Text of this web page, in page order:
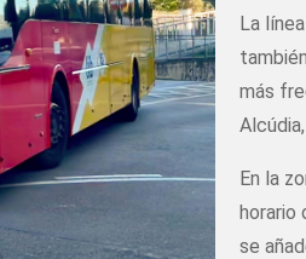
La
más
En la
horario
se